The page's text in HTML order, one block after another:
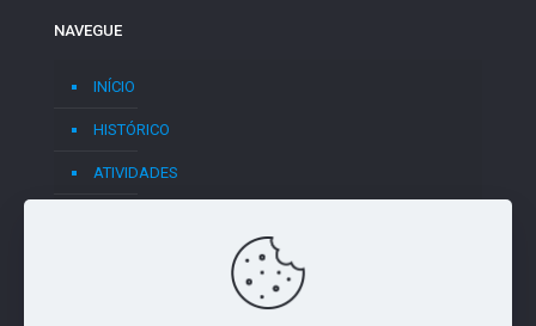
NAVEGUE
INÍCIO
HISTÓRICO
ATIVIDADES